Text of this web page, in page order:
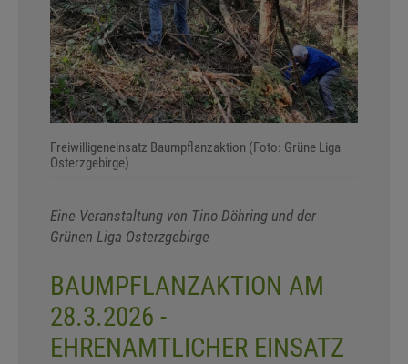
Freiwilligeneinsatz Baumpflanzaktion (Foto: Grüne Liga
Osterzgebirge)
Eine Veranstaltung von Tino Döhring und der
Grünen Liga Osterzgebirge
BAUMPFLANZAKTION AM
28.3.2026 -
EHRENAMTLICHER EINSATZ